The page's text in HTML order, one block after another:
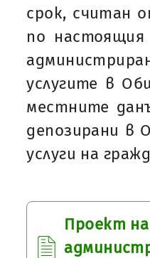
срок, считан
по
услугите в
местните
депозирани в
услуги на
Проект